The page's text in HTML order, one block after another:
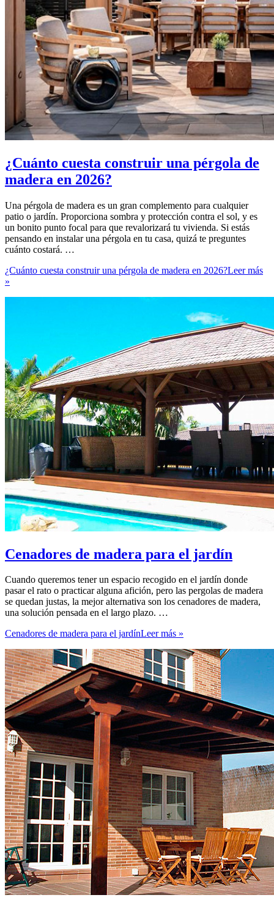
¿Cuánto cuesta construir una pérgola de
madera en 2026?
Una pérgola de madera es un gran complemento para cualquier
patio o jardín. Proporciona sombra y protección contra el sol, y es
un bonito punto focal para que revalorizará tu vivienda. Si estás
pensando en instalar una pérgola en tu casa, quizá te preguntes
cuánto costará. …
¿Cuánto cuesta construir una pérgola de madera en 2026?Leer más
»
Cenadores de madera para el jardín
Cuando queremos tener un espacio recogido en el jardín donde
pasar el rato o practicar alguna afición, pero las pergolas de madera
se quedan justas, la mejor alternativa son los cenadores de madera,
una solución pensada en el largo plazo. …
Cenadores de madera para el jardínLeer más »